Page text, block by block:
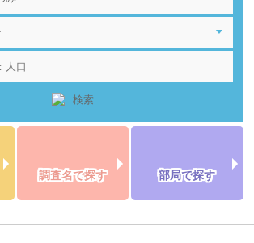
調査名で探す 部局で探す